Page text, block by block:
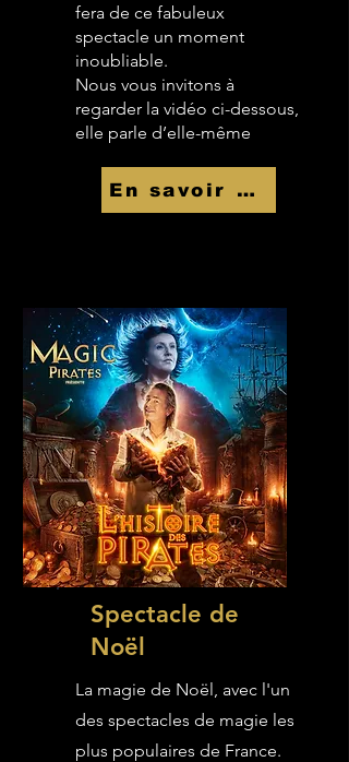
fera de ce fabuleux
spectacle un moment
inoubliable.
Nous vous invitons à
regarder la vidéo ci-dessous,
elle parle d’elle-même
En savoir Plus
Spectacle de
Noël
La magie de Noël, avec l'un
des spectacles de magie les
plus populaires de France.